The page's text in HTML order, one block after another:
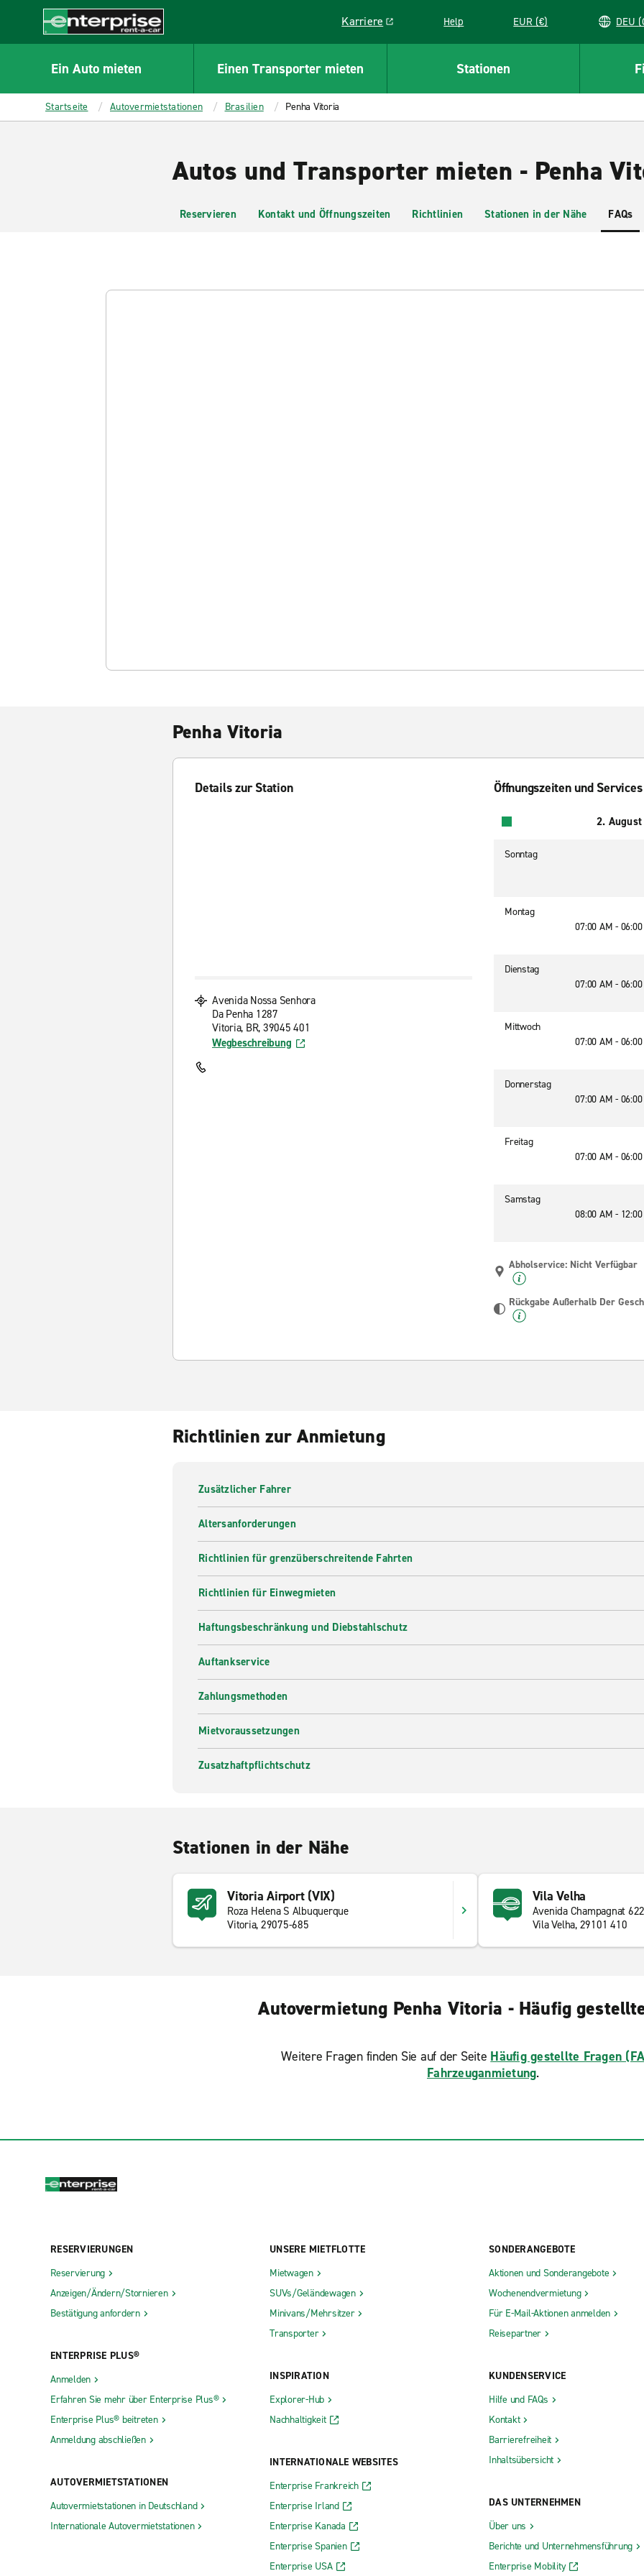
CONTENT
Enterprise
Karriere
Link opens in a new window
Help EUR (€)
Ein Auto mieten Einen Transporter mieten Stationen
Startseite Autovermietstationen Brasilien Penha Vitoria
Autos und Transporter mieten - Penha
Reservieren Kontakt und Öffnungszeiten Richtlinien Stationen in der Nähe FAQs
Penha Vitoria
Details zur Station
Avenida Nossa Senhora
Da Penha 1287
Vitoria, BR, 39045 401
Wegbeschreibung
Öffnungszeiten und Services
2.
Sonntag
Montag
07:00 AM -
Dienstag
07:00 AM -
Mittwoch
07:00 AM -
Donnerstag
07:00 AM -
Freitag
07:00 AM -
Samstag
08:00 AM -
Abholservice: Nicht Verfügbar
Rückgabe Außerhalb Der
Richtlinien zur Anmietung
Zusätzlicher Fahrer
Altersanforderungen
Richtlinien für grenzüberschreitende Fahrten
Richtlinien für Einwegmieten
Haftungsbeschränkung und Diebstahlschutz
Auftankservice
Zahlungsmethoden
Mietvoraussetzungen
Zusatzhaftpflichtschutz
Stationen in der Nähe
Vitoria Airport (VIX)
Roza Helena S Albuquerque
Vitoria, 29075-685
Vila Velha
Avenida Champagnat 622
Vila Velha, 29101 410
Autovermietung Penha Vitoria - Häufig
Weitere Fragen finden Sie auf der Seite Häufig gestellte Fragen
Fahrzeuganmietung.
RESERVIERUNGEN
Reservierung
Anzeigen/Ändern/Stornieren
Bestätigung anfordern
ENTERPRISE PLUS®
Anmelden
Erfahren Sie mehr über Enterprise Plus®
Enterprise Plus® beitreten
Anmeldung abschließen
AUTOVERMIETSTATIONEN
Autovermietstationen in Deutschland
Internationale Autovermietstationen
UNSERE MIETFLOTTE
Mietwagen
SUVs/Geländewagen
Minivans/Mehrsitzer
Transporter
INSPIRATION
Explorer-Hub
Nachhaltigkeit
INTERNATIONALE WEBSITES
Enterprise Frankreich
Enterprise Irland
Enterprise Kanada
Enterprise Spanien
Enterprise USA
SONDERANGEBOTE
Aktionen und Sonderangebote
Wochenendvermietung
Für E-Mail-Aktionen anmelden
Reisepartner
KUNDENSERVICE
Hilfe und FAQs
Kontakt
Barrierefreiheit
Inhaltsübersicht
DAS UNTERNEHMEN
Über uns
Berichte und Unternehmensführung
Enterprise Mobility